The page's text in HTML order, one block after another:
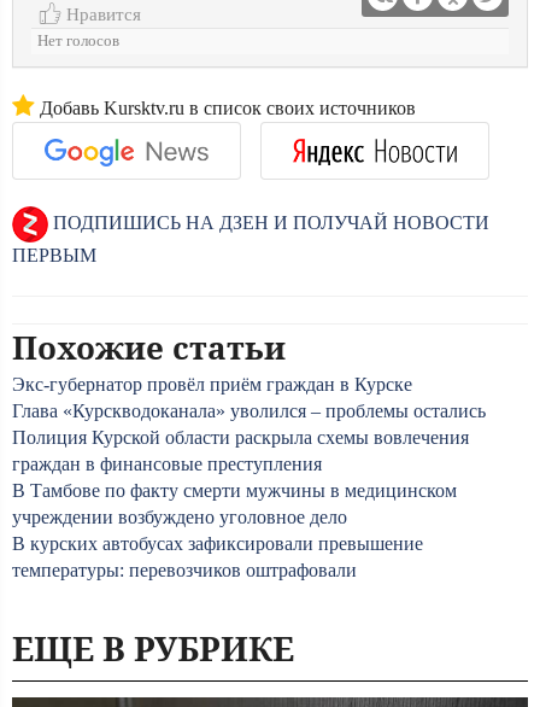
Нравится
Нет голосов
Добавь Kursktv.ru в список своих источников
ПОДПИШИСЬ НА ДЗЕН И ПОЛУЧАЙ НОВОСТИ
ПЕРВЫМ
Похожие статьи
Экс-губернатор провёл приём граждан в Курске
Глава «Курскводоканала» уволился – проблемы остались
Полиция Курской области раскрыла схемы вовлечения
граждан в финансовые преступления
В Тамбове по факту смерти мужчины в медицинском
учреждении возбуждено уголовное дело
В курских автобусах зафиксировали превышение
температуры: перевозчиков оштрафовали
ЕЩЕ В РУБРИКЕ